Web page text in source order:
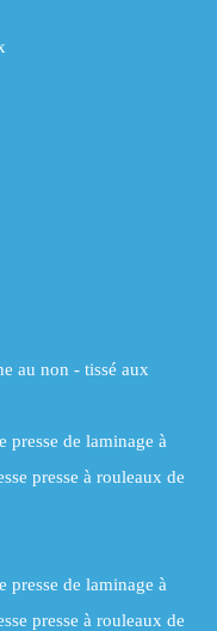
au non - tissé aux
presse de laminage à
presse à rouleaux de
presse de laminage à
presse à rouleaux de